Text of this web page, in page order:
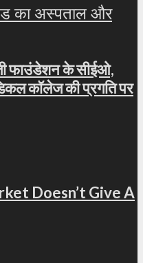
फाउंडेशन के सीईओ,
कॉलेज की प्रगति पर
Doesn’t Give A